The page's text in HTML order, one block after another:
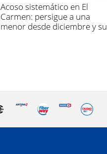
Acoso sistemático en El
Carmen: persigue a una
menor desde diciembre y su